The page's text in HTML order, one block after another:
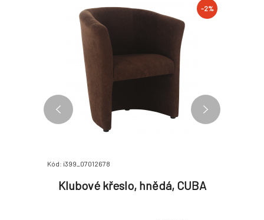
-2%
Kód: i399_07012678
Klubové křeslo, hnědá, CUBA